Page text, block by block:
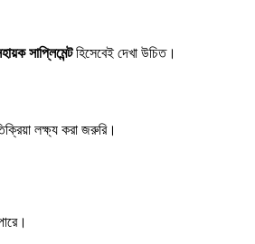
সাপ্লিমেন্টহিসেবেই দেখা উচিত।
লক্ষ্য করা জরুরি।